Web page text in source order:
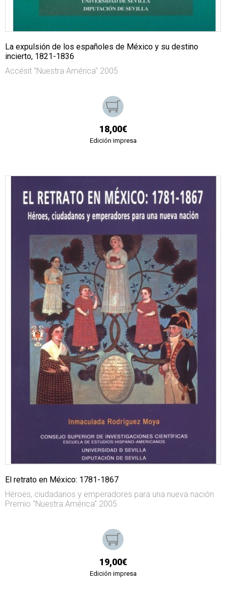
La expulsión de los españoles de México y su destino
incierto, 1821-1836
Accésit "Nuestra América" 2005
18,00€
Edición impresa
El retrato en México: 1781-1867
Héroes, ciudadanos y emperadores para una nueva nación
Premio "Nuestra América" 2005
19,00€
Edición impresa